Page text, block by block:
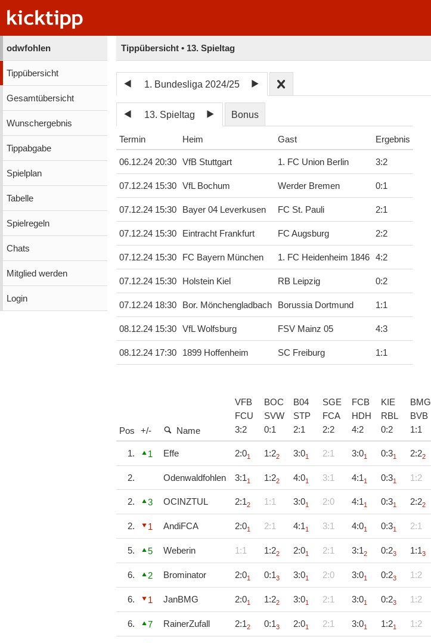
odwfohlen
Tippübersicht
Gesamtübersicht
Wunschergebnis
Tippabgabe
Spielplan
Tabelle
Spielregeln
Chats
Mitglied werden
Login
Tippübersicht • 13. Spieltag
1. Bundesliga 2024/25
13. Spieltag Bonus
Termin Heim Gast Ergebnis
06.12.24 20:30 VfB Stuttgart 1. FC Union Berlin 3:2
07.12.24 15:30 VfL Bochum Werder Bremen 0:1
07.12.24 15:30 Bayer 04 Leverkusen FC St. Pauli 2:1
07.12.24 15:30 Eintracht Frankfurt FC Augsburg 2:2
07.12.24 15:30 FC Bayern München 1. FC Heidenheim 1846 4:2
07.12.24 15:30 Holstein Kiel RB Leipzig 0:2
07.12.24 18:30 Bor. Mönchengladbach Borussia Dortmund 1:1
08.12.24 15:30 VfL Wolfsburg FSV Mainz 05 4:3
08.12.24 17:30 1899 Hoffenheim SC Freiburg 1:1
Pos +/- Name
VFB
FCU
3:2
BOC
SVW
0:1
B04
STP
2:1
SGE
FCA
2:2
FCB
HDH
4:2
KIE
RBL
0:2
BMG
BVB
1:1
1. 1 Effe 2:01 1:22 3:01 2:1 3:01 0:31 2:22
2. Odenwaldfohlen 3:11 1:22 4:01 3:1 4:11 0:31 1:2
2. 3 OCINZTUL 2:12 1:1 3:01 2:0 4:11 0:31 2:22
2. 1 AndiFCA 2:01 2:1 4:11 3:1 4:01 0:31 2:1
5. 5 Weberin 1:1 1:22 2:01 2:1 3:12 0:23 1:13
6. 2 Brominator 2:01 0:13 3:01 2:0 3:01 0:23 1:2
6. 1 JanBMG 2:01 1:22 3:01 2:1 3:01 0:23 1:2
6. 7 RainerZufall 2:12 0:13 2:01 2:1 3:01 1:21 1:2